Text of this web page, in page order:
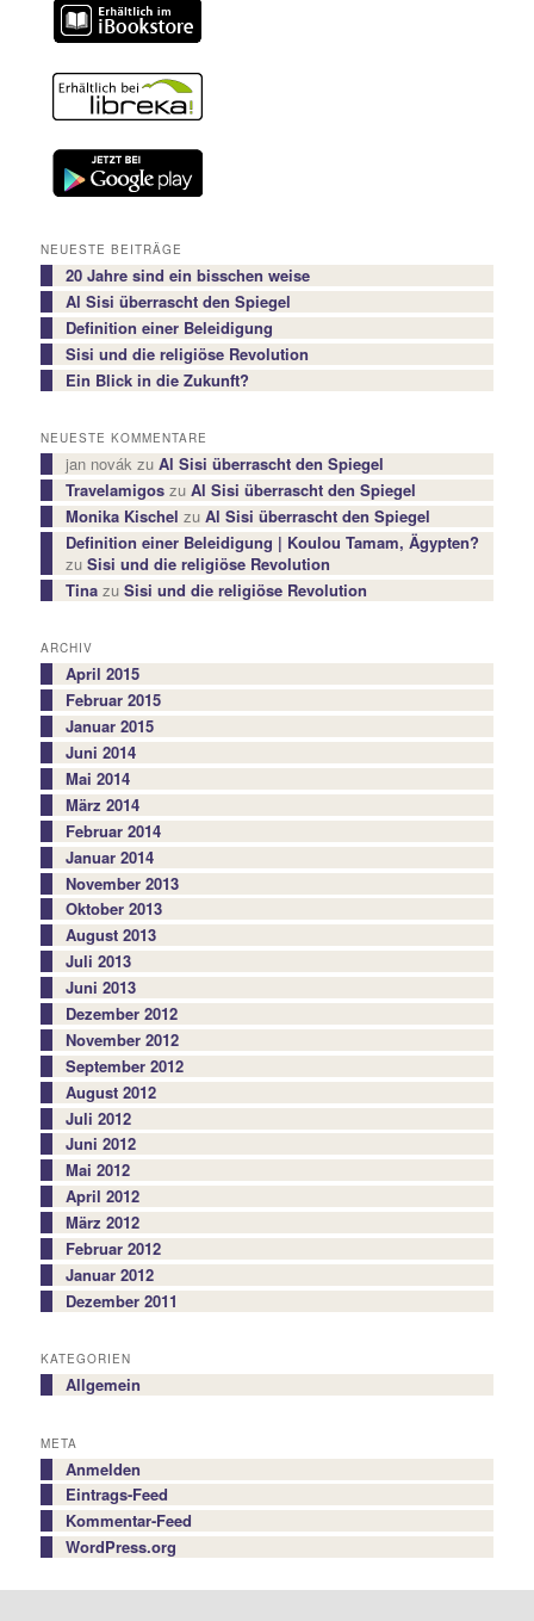
NEUESTE BEITRÄGE
20 Jahre sind ein bisschen weise
Al Sisi überrascht den Spiegel
Definition einer Beleidigung
Sisi und die religiöse Revolution
Ein Blick in die Zukunft?
NEUESTE KOMMENTARE
jan novákzu Al Sisi überrascht den Spiegel
Travelamigoszu Al Sisi überrascht den Spiegel
Monika Kischel zu Al Sisi überrascht den Spiegel
Definition einer Beleidigung | Koulou Tamam, Ägypten?
zu Sisi und die religiöse Revolution
Tinazu Sisi und die religiöse Revolution
ARCHIV
April 2015
Februar 2015
Januar 2015
Juni 2014
Mai 2014
März 2014
Februar 2014
Januar 2014
November 2013
Oktober 2013
August 2013
Juli 2013
Juni 2013
Dezember 2012
November 2012
September 2012
August 2012
Juli 2012
Juni 2012
Mai 2012
April 2012
März 2012
Februar 2012
Januar 2012
Dezember 2011
KATEGORIEN
Allgemein
META
Anmelden
Eintrags-Feed
Kommentar-Feed
WordPress.org